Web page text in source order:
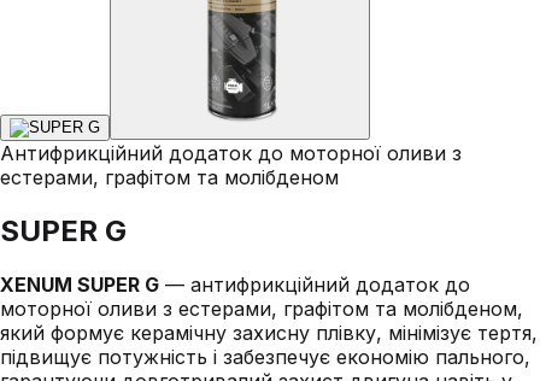
Антифрикційний додаток до моторної оливи з
естерами, графітом та молібденом
SUPER G
XENUM SUPER G — антифрикційний додаток до
моторної оливи з естерами, графітом та молібденом,
який формує керамічну захисну плівку, мінімізує тертя,
підвищує потужність і забезпечує економію пального,